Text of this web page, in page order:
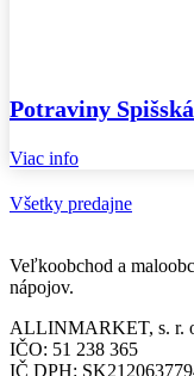
Potraviny
Viac info
Všetky predajne
Veľkoobchod a
nápojov.
ALLINMARKET, s. r.
IČO: 51 238 365
IČ DPH: